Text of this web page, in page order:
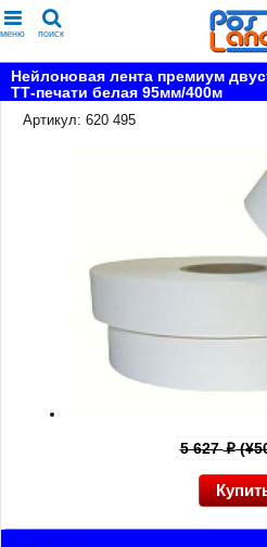
меню поиск
Нейлоновая лента премиум
ТТ-печати белая 95мм/400м
Артикул: 620 495
5 627p